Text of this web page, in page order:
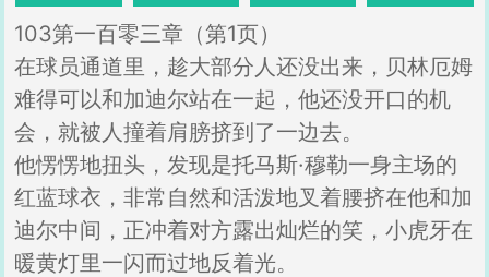
103第一百零三章（第1页）
在球员通道里，趁大部分人还没出来，贝林厄姆
难得可以和加迪尔站在一起，他还没开口的机
会，就被人撞着肩膀挤到了一边去。
他愣愣地扭头，发现是托马斯·穆勒一身主场的
红蓝球衣，非常自然和活泼地叉着腰挤在他和加
迪尔中间，正冲着对方露出灿烂的笑，小虎牙在
暖黄灯里一闪而过地反着光。